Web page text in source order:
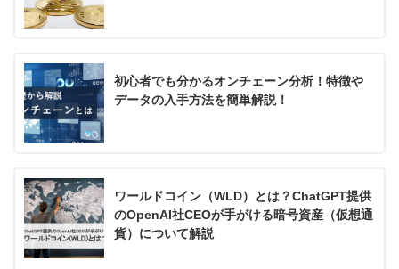
初心者でも分かるオンチェーン分析！特徴や
データの入手方法を簡単解説！
ワールドコイン（WLD）とは？ChatGPT提供
のOpenAI社CEOが手がける暗号資産（仮想通
貨）について解説